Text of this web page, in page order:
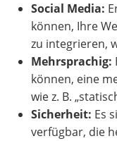
Social Media:
können, Ihre
zu integrieren,
Mehrsprachig:
können, eine
wie z. B.
Sicherheit: Es
verfügbar, die